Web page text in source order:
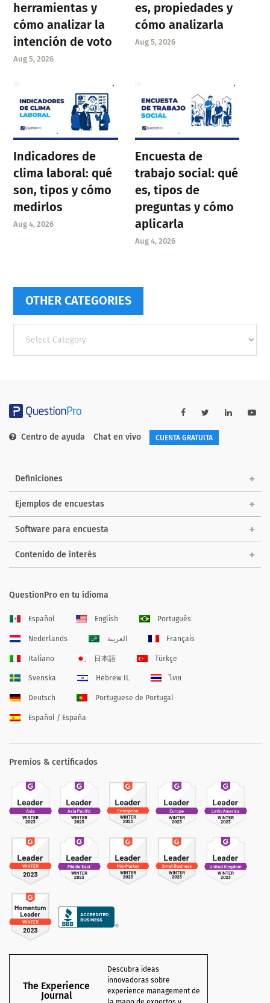
herramientas y
cómo analizar la
intención de voto
Aug 5, 2026
es, propiedades y
cómo analizarla
Aug 5, 2026
Indicadores de
clima laboral: qué
son, tipos y cómo
medirlos
Aug 4, 2026
Encuesta de
trabajo social: qué
es, tipos de
preguntas y cómo
aplicarla
Aug 4, 2026
OTHER CATEGORIES
categories
Centro de ayuda Chat en vivo CUENTA GRATUITA
Definiciones
Ejemplos de encuestas
Software para encuesta
Contenido de interés
QuestionPro en tu idioma
Español English Português
Nederlands العربية Français
Italiano 日本語 Türkçe
Svenska Hebrew IL ไทย
Deutsch Portuguese de Portugal
Español / España
Premios & certificados
The Experience
Journal
Descubra ideas
innovadoras sobre
experience management de